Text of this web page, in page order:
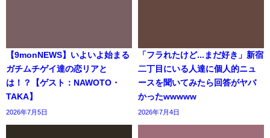
【9monNEWS】いよいよ始まる
ガチムチゲイ達の恋リアと
は！？【ゲスト：NAWOTO・
TAKA】
2026年7月5日
「フラれたけど...まだ好き」新宿
二丁目にいる人達に個人的ニュ
ースを聞いてみたら回答がヤバ
かったwwwww
2026年7月4日